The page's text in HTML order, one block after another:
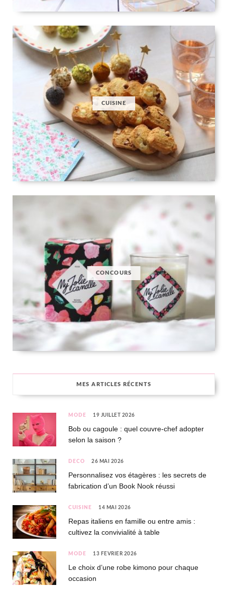
CUISINE
CONCOURS
MES ARTICLES RÉCENTS
MODE 19 JUILLET 2026
Bob ou cagoule : quel couvre-chef adopter
selon la saison ?
DÉCO 26 MAI 2026
Personnalisez vos étagères : les secrets de
fabrication d’un Book Nook réussi
CUISINE 14 MAI 2026
Repas italiens en famille ou entre amis :
cultivez la convivialité à table
MODE 13 FÉVRIER 2026
Le choix d’une robe kimono pour chaque
occasion